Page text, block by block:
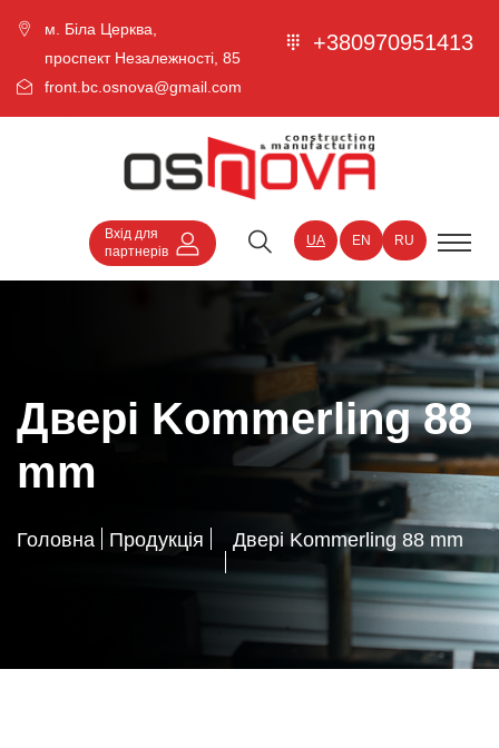
м. Біла Церква,
проспект Незалежності, 85
front.bc.osnova@gmail.com
+380970951413
Вхід для
партнерів
UA EN RU
Двері Kommerling 88
mm
Головна Продукція Двері Kommerling 88 mm